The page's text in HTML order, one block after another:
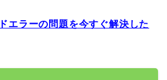
エラーの問題を今すぐ解決した